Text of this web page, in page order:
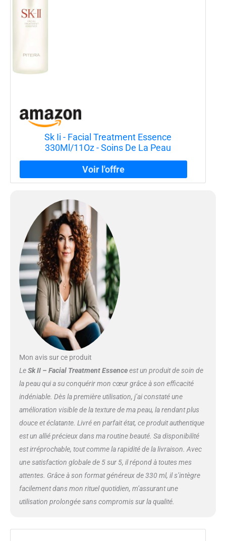
Sk Ii - Facial Treatment Essence
330Ml/11Oz - Soins De La Peau
Mon avis sur ce produit
LeSk II – Facial Treatment Essenceest un produit de soin de
la peau qui a su conquérir mon cœur grâce à son efficacité
indéniable. Dès la première utilisation, j’ai constaté une
amélioration visible de la texture de ma peau, la rendant plus
douce et éclatante. Livré en parfait état, ce produit authentique
est un allié précieux dans ma routine beauté. Sa disponibilité
est irréprochable, tout comme la rapidité de la livraison. Avec
une satisfaction globale de 5 sur 5, il répond à toutes mes
attentes. Grâce à son format généreux de 330 ml, il s’intègre
facilement dans mon rituel quotidien, m’assurant une
utilisation prolongée sans compromis sur la qualité.